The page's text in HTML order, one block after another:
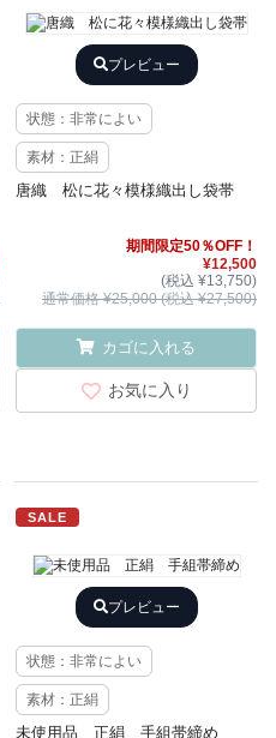
プレビュー
状態：非常によい
素材：正絹
唐織 松に花々模様織出し袋帯
期間限定50％OFF！
¥12,500
(税込 ¥13,750)
通常価格 ¥25,000 (税込 ¥27,500)
カゴに入れる
お気に入り
SALE
プレビュー
状態：非常によい
素材：正絹
未使用品 正絹 手組帯締め